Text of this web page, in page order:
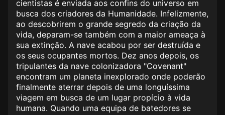
cientistas é enviada aos confins do universo em
busca dos criadores da Humanidade. Infelizmente,
ao descobrirem o grande segredo da criação da
vida, deparam-se também com a maior ameaça à
sua extinção. A nave acabou por ser destruída e
os seus ocupantes mortos. Dez anos depois, os
tripulantes da nave colonizadora "Covenant"
encontram um planeta inexplorado onde poderão
finalmente aterrar depois de uma longuíssima
viagem em busca de um lugar propício à vida
humana. Quando uma equipa de batedores se